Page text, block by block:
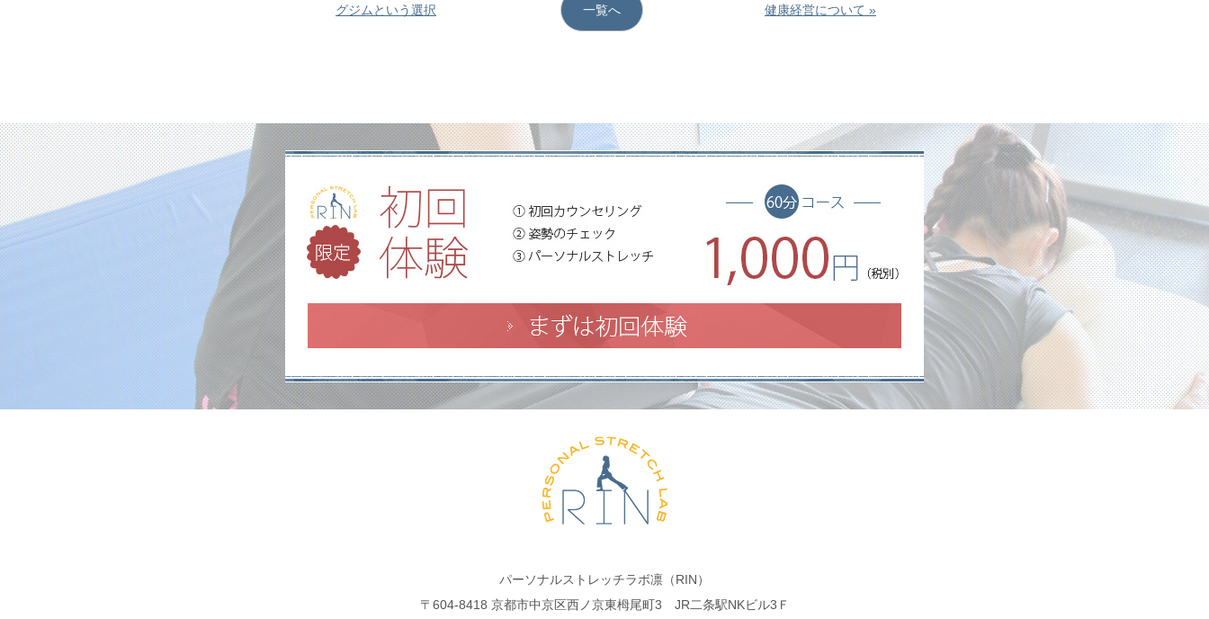
グジムという選択
一覧へ 健康経営について »
パーソナルストレッチラボ凛（RIN）
〒604-8418 京都市中京区西ノ京東栂尾町3 JR二条駅NKビル3Ｆ